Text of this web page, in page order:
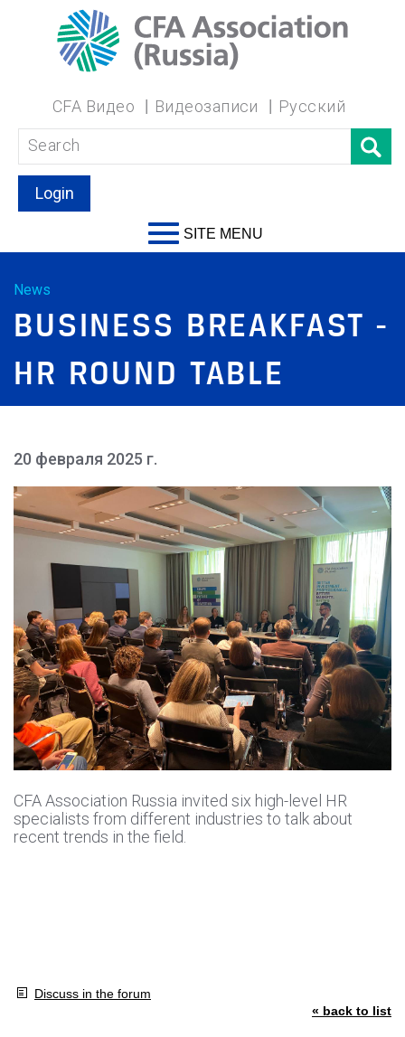
CFA Видео Видеозаписи Русский
Login
SITE MENU
News
BUSINESS BREAKFAST -
HR ROUND TABLE
20 февраля 2025 г.
CFA Association Russia invited six high-level HR
specialists from different industries to talk about
recent trends in the field.
Discuss in the forum
« back to list